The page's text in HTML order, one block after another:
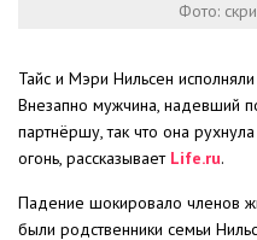
Фото:
Тайс и Мэри Нильсен
Внезапно мужчина, надевший
партнёршу, так что она
огонь, рассказывает Life.ru.
Падение шокировало членов
были родственники семьи